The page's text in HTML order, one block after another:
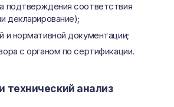
подтверждения соответствия
декларирование);
и нормативной документации;
с органом по сертификации.
технический анализ